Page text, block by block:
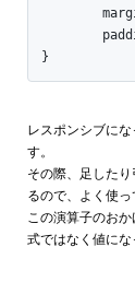
}
レスポンシブに
す。
その際、足した
るので、よく使っ
この演算子のお
式ではなく値にな